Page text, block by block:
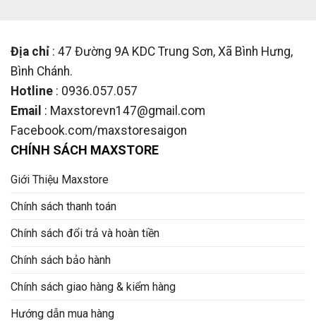
Địa chỉ : 47 Đường 9A KDC Trung Sơn, Xã Bình Hưng,
Bình Chánh.
Hotline : 0936.057.057
Email : Maxstorevn147@gmail.com
Facebook.com/maxstoresaigon
CHÍNH SÁCH MAXSTORE
Giới Thiệu Maxstore
Chính sách thanh toán
Chính sách đổi trả và hoàn tiền
Chính sách bảo hành
Chính sách giao hàng & kiểm hàng
Hướng dẫn mua hàng